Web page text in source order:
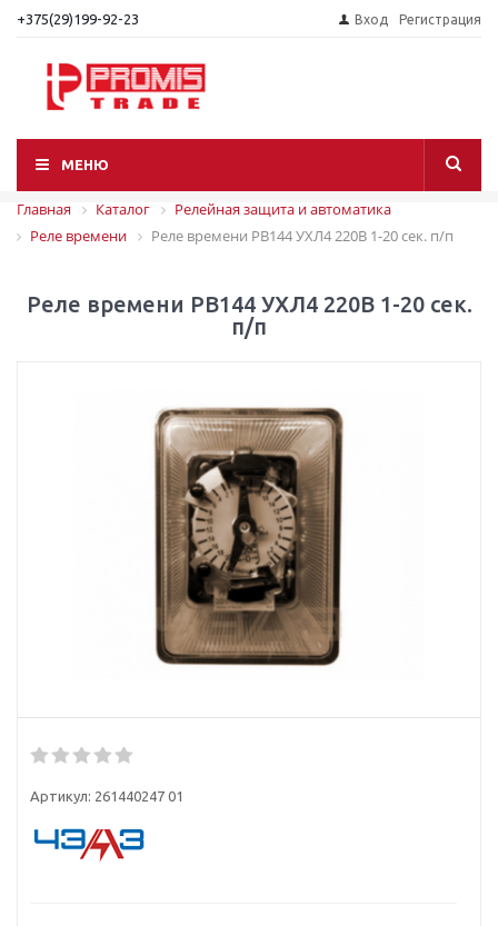
+375(29)199-92-23 Вход Регистрация
МЕНЮ
Главная Каталог
Релейная защита и автоматика
Реле времени
Реле времени РВ144 УХЛ4 220В 1-20 сек. п/п
Реле времени РВ144 УХЛ4 220В 1-20 сек.
п/п
Артикул: 261440247 01